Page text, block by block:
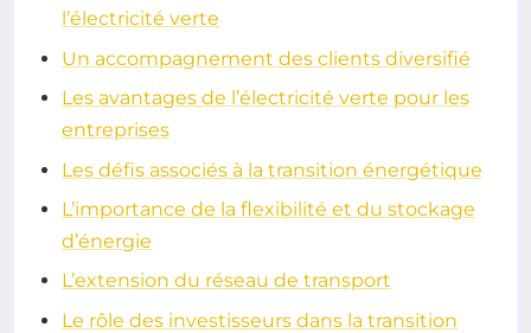
l’électricité verte
Un accompagnement des clients diversifié
Les avantages de l’électricité verte pour les
entreprises
Les défis associés à la transition énergétique
L’importance de la flexibilité et du stockage
d’énergie
L’extension du réseau de transport
Le rôle des investisseurs dans la transition